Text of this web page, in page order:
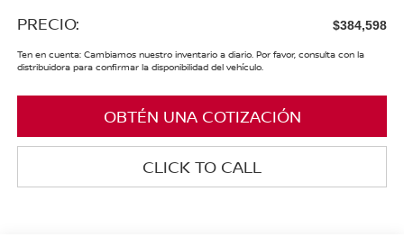
PRECIO: $384,598
Ten en cuenta: Cambiamos nuestro inventario a diario. Por favor, consulta con la
distribuidora para confirmar la disponibilidad del vehículo.
OBTÉN UNA COTIZACIÓN
CLICK TO CALL